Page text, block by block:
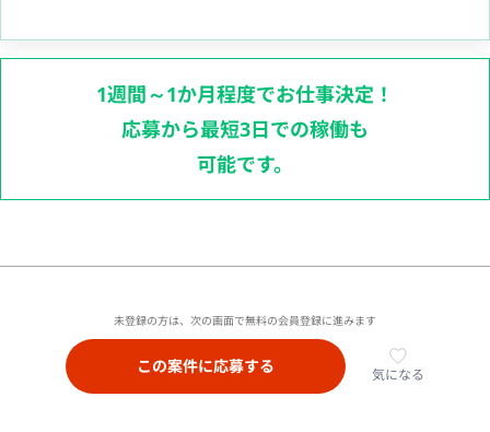
1週間～1か月程度でお仕事決定！
応募から最短3日での稼働も
可能です。
未登録の方は、次の画面で無料の会員登録に進みます
この案件に応募する 気になる